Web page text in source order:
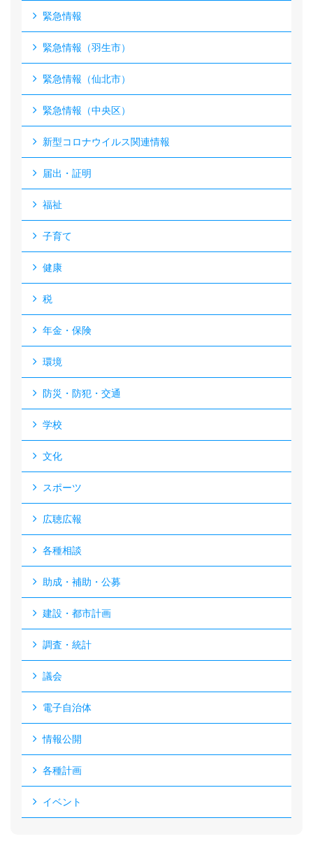
緊急情報
緊急情報（羽生市）
緊急情報（仙北市）
緊急情報（中央区）
新型コロナウイルス関連情報
届出・証明
福祉
子育て
健康
税
年金・保険
環境
防災・防犯・交通
学校
文化
スポーツ
広聴広報
各種相談
助成・補助・公募
建設・都市計画
調査・統計
議会
電子自治体
情報公開
各種計画
イベント